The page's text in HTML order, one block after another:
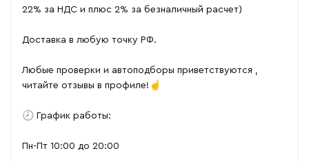
22% за НДС и плюс 2% за безналичный расчет)
Доставка в любую точку РФ.
Любые проверки и автоподборы приветствуются ,
читайте отзывы в профиле!☝️
🕗 График работы:
Пн-Пт 10:00 до 20:00